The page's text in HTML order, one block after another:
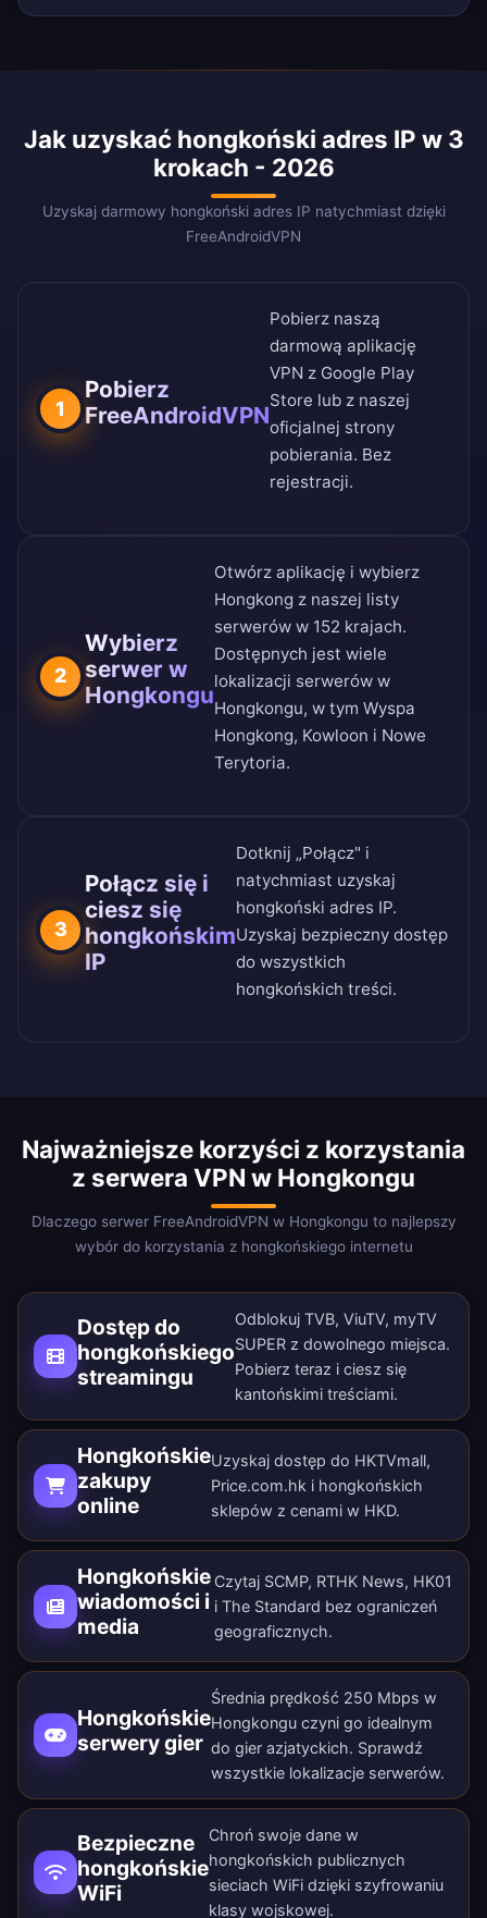
Jak uzyskać hongkoński adres IP w 3
krokach - 2026
Uzyskaj darmowy hongkoński adres IP natychmiast dzięki
FreeAndroidVPN
1
Pobierz
FreeAndroidVPN
Pobierz naszą
darmową aplikację
VPN z Google Play
Store lub z naszej
oficjalnej strony
pobierania. Bez
rejestracji.
2
Wybierz
serwer w
Hongkongu
Otwórz aplikację i wybierz
Hongkong z naszej listy
serwerów w 152 krajach.
Dostępnych jest wiele
lokalizacji serwerów w
Hongkongu, w tym Wyspa
Hongkong, Kowloon i Nowe
Terytoria.
3
Połącz się i
ciesz się
hongkońskim
IP
Dotknij „Połącz" i
natychmiast uzyskaj
hongkoński adres IP.
Uzyskaj bezpieczny dostęp
do wszystkich
hongkońskich treści.
Najważniejsze korzyści z korzystania
z serwera VPN w Hongkongu
Dlaczego serwer FreeAndroidVPN w Hongkongu to najlepszy
wybór do korzystania z hongkońskiego internetu
Dostęp do
hongkońskiego
streamingu
Odblokuj TVB, ViuTV, myTV
SUPER z dowolnego miejsca.
Pobierz teraz i ciesz się
kantońskimi treściami.
Hongkońskie
zakupy
online
Uzyskaj dostęp do HKTVmall,
Price.com.hk i hongkońskich
sklepów z cenami w HKD.
Hongkońskie
wiadomości i
media
Czytaj SCMP, RTHK News, HK01
i The Standard bez ograniczeń
geograficznych.
Hongkońskie
serwery gier
Średnia prędkość 250 Mbps w
Hongkongu czyni go idealnym
do gier azjatyckich. Sprawdź
wszystkie lokalizacje serwerów.
Bezpieczne
hongkońskie
WiFi
Chroń swoje dane w
hongkońskich publicznych
sieciach WiFi dzięki szyfrowaniu
klasy wojskowej.